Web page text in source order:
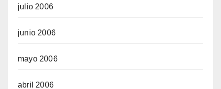
julio 2006
junio 2006
mayo 2006
abril 2006